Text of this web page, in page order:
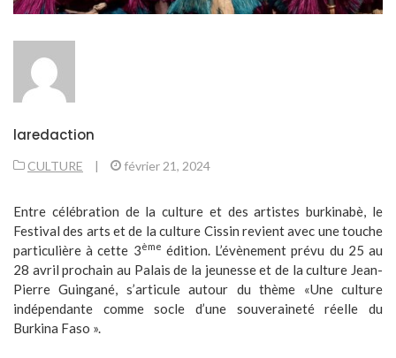
laredaction
CULTURE | février 21, 2024
Entre célébration de la culture et des artistes burkinabè, le
Festival des arts et de la culture Cissin revient avec une touche
particulière à cette 3ème édition. L’évènement prévu du 25 au
28 avril prochain au Palais de la jeunesse et de la culture Jean-
Pierre Guingané, s’articule autour du thème «Une culture
indépendante comme socle d’une souveraineté réelle du
Burkina Faso ».